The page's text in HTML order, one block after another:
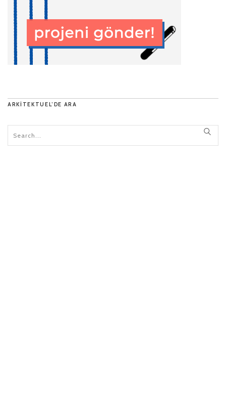
ARKITEKTUEL’DE ARA